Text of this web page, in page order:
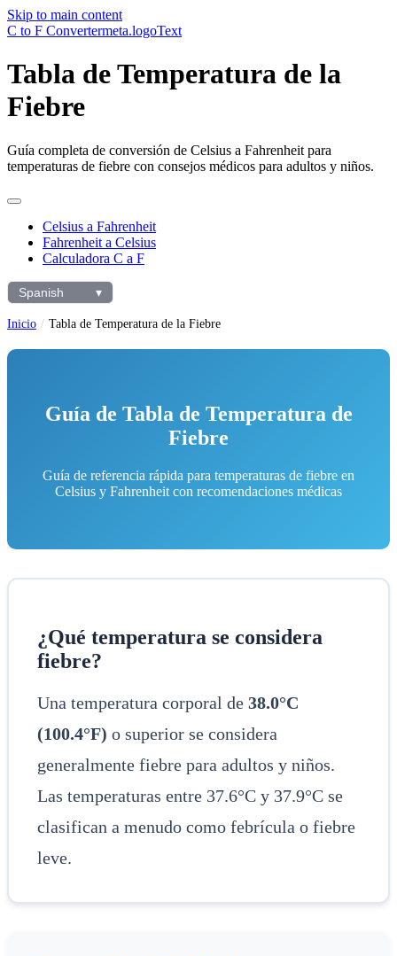
Skip to main content
C to F Convertermeta.logoText
Tabla de Temperatura de la
Fiebre
Guía completa de conversión de Celsius a Fahrenheit para
temperaturas de fiebre con consejos médicos para adultos y niños.
Celsius a Fahrenheit
Fahrenheit a Celsius
Calculadora C a F
Selecciona
idioma
Spanish ▾
Inicio Tabla de Temperatura de la Fiebre
Guía de Tabla de Temperatura de
Fiebre
Guía de referencia rápida para temperaturas de fiebre en
Celsius y Fahrenheit con recomendaciones médicas
¿Qué temperatura se considera
fiebre?
Una temperatura corporal de 38.0°C
(100.4°F) o superior se considera
generalmente fiebre para adultos y niños.
Las temperaturas entre 37.6°C y 37.9°C se
clasifican a menudo como febrícula o fiebre
leve.